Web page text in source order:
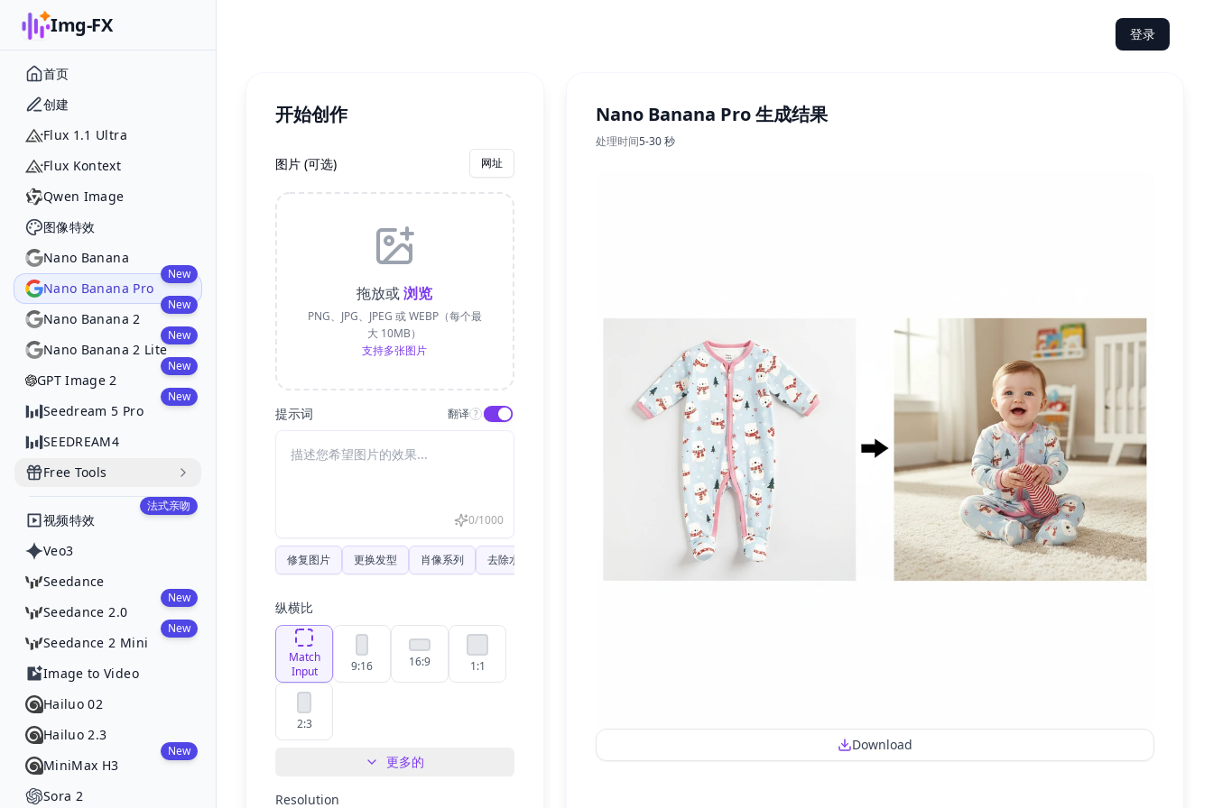
Img-FX
首页
创建
Flux 1.1 Ultra
Flux Kontext
Qwen Image
图像特效
Nano Banana
Nano Banana Pro
New
Nano Banana 2
New
Nano Banana 2 Lite
New
GPT Image 2
New
Seedream 5 Pro
New
SEEDREAM4
Free Tools
视频特效
法式亲吻
Veo3
Seedance
Seedance 2.0
New
Seedance 2 Mini
New
Image to Video
Hailuo 02
Hailuo 2.3
MiniMax H3
New
Sora 2
登录
开始创作
图片 (可选) 网址
拖放或浏览
PNG、JPG、JPEG 或 WEBP（每个最
大 10MB）
支持多张图片
提示词 翻译 ?
0/1000
修复图片 更换发型 肖像系列 去除水印
纵横比
Match
Input
9:16 16:9 1:1
2:3
更多的
Resolution
Nano Banana Pro 生成结果
处理时间5-30 秒
Download